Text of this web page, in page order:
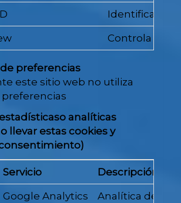
Identificador
Controla el
preferencias
este sitio web no utiliza
analíticas
llevar estas cookies y
Servicio Descripción
Google Analytics Analítica de